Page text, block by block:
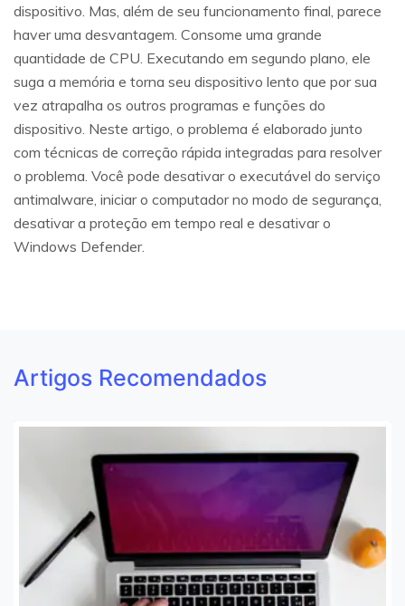
dispositivo. Mas, além de seu funcionamento final, parece
haver uma desvantagem. Consome uma grande
quantidade de CPU. Executando em segundo plano, ele
suga a memória e torna seu dispositivo lento que por sua
vez atrapalha os outros programas e funções do
dispositivo. Neste artigo, o problema é elaborado junto
com técnicas de correção rápida integradas para resolver
o problema. Você pode desativar o executável do serviço
antimalware, iniciar o computador no modo de segurança,
desativar a proteção em tempo real e desativar o
Windows Defender.
Artigos Recomendados